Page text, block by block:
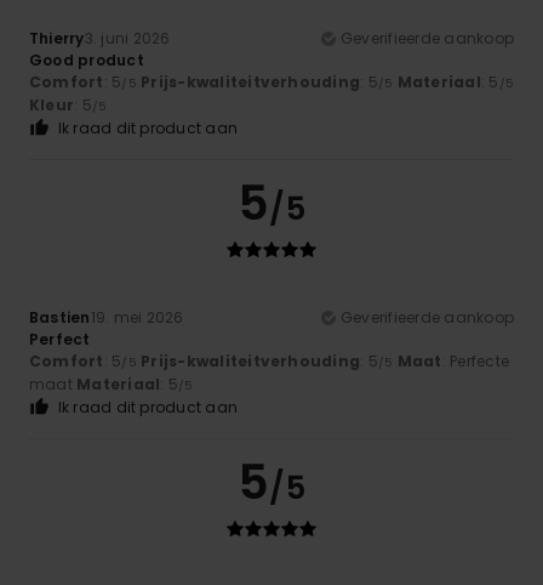
Thierry3. juni 2026
Geverifieerde aankoop
Good product
Comfort: 5/5 Prijs-kwaliteitverhouding: 5/5 Materiaal: 5 /5
Kleur: 5/5
Ik raad dit product aan
5/5
Bastien19. mei 2026
Geverifieerde aankoop
Perfect
Comfort: 5/5 Prijs-kwaliteitverhouding: 5/5 Maat: Perfecte
maat Materiaal: 5/5
Ik raad dit product aan
5/5